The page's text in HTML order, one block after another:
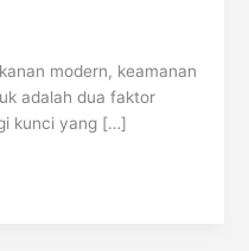
modern, keamanan
adalah dua faktor
kunci yang […]